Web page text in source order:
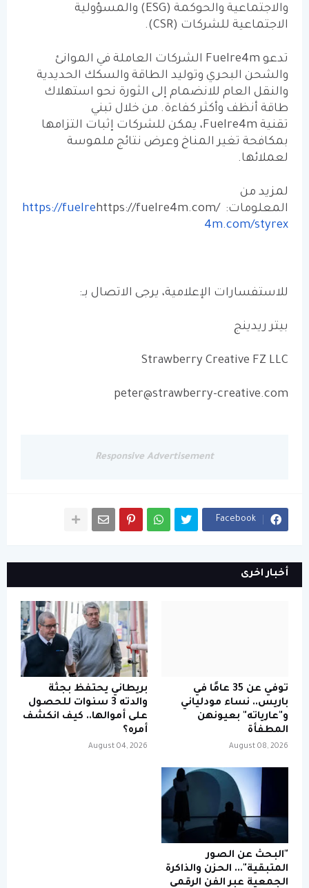
والاجتماعية والحوكمة (ESG) والمسؤولية
الاجتماعية للشركات (CSR
).
تدعو Fuelre4m الشركات العاملة في الموانئ
والشحن البحري وتوليد الطاقة والسكك الحديدية
والنقل العام للانضمام إلى الثورة نحو استهلاك
طاقة أنظف وأكثر كفاءة. من خلال تبني
تقنية Fuelre4m، يمكن للشركات إثبات التزامها
بمكافحة تغير المناخ وعرض نتائج ملموسة
لعملائها.
لمزيد من
المعلومات: https://fuelre4m.com/
https://fuelre
4m.com/styrex
للاستفسارات الإعلامية، يرجى الاتصال بـ:
بيتر ريدينج
Strawberry Creative FZ LLC
peter@strawberry-creative.com
Responsive Advertisement
Facebook
أخبار اخرى
توفي عن 35 عامًا في
باريس.. نساء مودلياني
و"عارياته" بعيونهن
المطفأة
August 08, 2026
بريطاني يحتفظ بجثة
والدته 3 سنوات للحصول
على أموالها.. كيف انكشف
أمره؟
August 04, 2026
"البحث عن الصور
المتبقية"... الحزن والذاكرة
الجمعية عبر الفن الرقمي